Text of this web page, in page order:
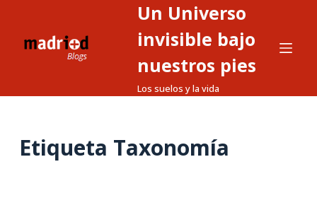
Un Universo
invisible bajo
nuestros pies
Los suelos y la vida
Etiqueta Taxonomía